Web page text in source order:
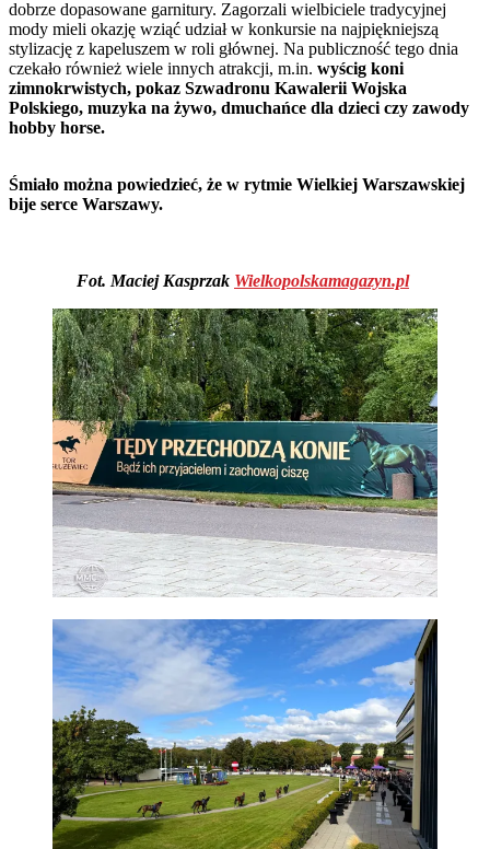
dobrze dopasowane garnitury. Zagorzali wielbiciele tradycyjnej
mody mieli okazję wziąć udział w konkursie na najpiękniejszą
stylizację z kapeluszem w roli głównej. Na publiczność tego dnia
czekało również wiele innych atrakcji, m.in. wyścig koni
zimnokrwistych, pokaz Szwadronu Kawalerii Wojska
Polskiego, muzyka na żywo, dmuchańce dla dzieci czy zawody
hobby horse.
Śmiało można powiedzieć, że w rytmie Wielkiej Warszawskiej
bije serce Warszawy.
Fot. Maciej Kasprzak Wielkopolskamagazyn.pl